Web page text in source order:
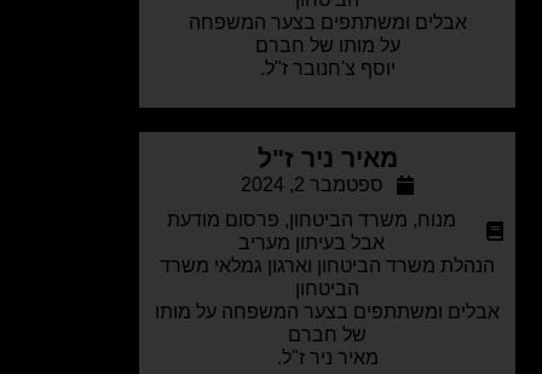
אבלים ומשתתפים בצער המשפחה
על מותו של חברם
יוסף צ'חנובר ז"ל.
מאיר ניר ז"ל
ספטמבר 2, 2024
מנוח
משרד הביטחון ,פרסום מודעת
אבל בעיתון מעריב
משרד הביטחון וארגון גמלאי משרד
ומשתתפים בצער המשפחה על מותו
של חברם
מאיר ניר ז"ל.